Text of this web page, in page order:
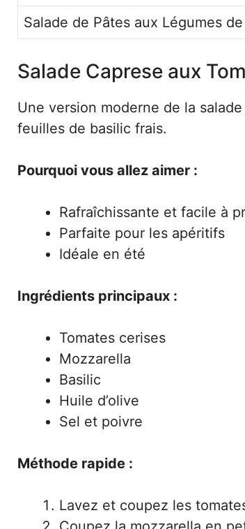
Salade de Pâtes aux Légumes
Salade Caprese aux
Une version moderne de la
feuilles de basilic frais.
Pourquoi vous allez aimer :
Rafraîchissante et facile à
Parfaite pour les apéritifs
Idéale en été
Ingrédients principaux :
Tomates cerises
Mozzarella
Basilic
Huile d’olive
Sel et poivre
Méthode rapide :
Lavez et coupez les